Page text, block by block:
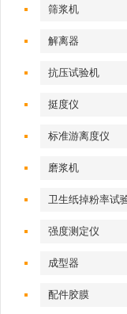
筛浆机
解离器
抗压试验机
挺度仪
标准游离度仪
磨浆机
卫生纸掉粉率试
强度测定仪
成型器
配件胶膜